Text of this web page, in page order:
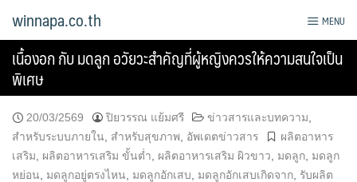
content
winnapa.co.th MENU
เนื้องอก กับ มดลูก อวัยวะสำคัญที่ผู้หญิงควรให้ความสนใจเป็น
พิเศษ
20/03/2569 ปิยวรรณ แย้มศรี ข่าวสารและบทความ
สำหรับระบบภายใน
สำหรับสุขภาพ อัพเดตข่าวสาร
ผลิตอาหาร
เสริม
ผลิตอาหารเสริม ขั้นต่ำ ผลิตอาหารเสริม ผิวขาว มดลูก มดลูก
หย่อน
มดลูกอยู่ตรงไหน มดลูกอักเสบ มดลูกอักเสบเกิดจาก รับผลิต